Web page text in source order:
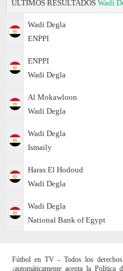
ÚLTIMOS RESULTADOS Wadi
Wadi Degla
ENPPI
ENPPI
Wadi Degla
Al Mokawloon
Wadi Degla
Wadi Degla
Ismaily
Haras El Hodoud
Wadi Degla
Wadi Degla
National Bank of Egypt
Fútbol en TV - Todos los
¡automáticamente acepta la